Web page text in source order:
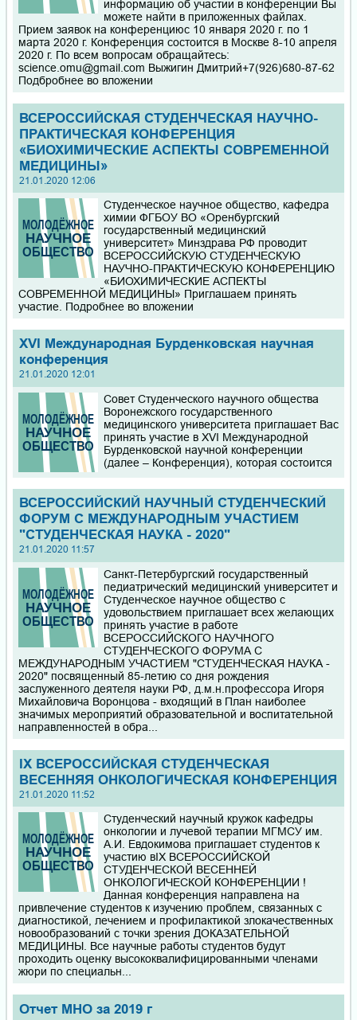
информацию об участии в конференции Вы
можете найти в приложенных файлах.
Прием заявок на конференциюс 10 января 2020 г. по 1
марта 2020 г. Конференция состоится в Москве 8-10 апреля
2020 г. По всем вопросам обращайтесь:
science.omu@gmail.com Выжигин Дмитрий+7(926)680-87-62
Подбробнее во вложении
ВСЕРОССИЙСКАЯ СТУДЕНЧЕСКАЯ НАУЧНО-
ПРАКТИЧЕСКАЯ КОНФЕРЕНЦИЯ
«БИОХИМИЧЕСКИЕ АСПЕКТЫ СОВРЕМЕННОЙ
МЕДИЦИНЫ»
21.01.2020 12:06
Студенческое научное общество, кафедра
химии ФГБОУ ВО «Оренбургский
государственный медицинский
университет» Минздрава РФ проводит
ВСЕРОССИЙСКУЮ СТУДЕНЧЕСКУЮ
НАУЧНО-ПРАКТИЧЕСКУЮ КОНФЕРЕНЦИЮ
«БИОХИМИЧЕСКИЕ АСПЕКТЫ
СОВРЕМЕННОЙ МЕДИЦИНЫ» Приглашаем принять
участие. Подробнее во вложении
XVI Международная Бурденковская научная
конференция
21.01.2020 12:01
Совет Студенческого научного общества
Воронежского государственного
медицинского университета приглашает Вас
принять участие в XVI Международной
Бурденковской научной конференции
(далее – Конференция), которая состоится
ВСЕРОССИЙСКИЙ НАУЧНЫЙ СТУДЕНЧЕСКИЙ
ФОРУМ С МЕЖДУНАРОДНЫМ УЧАСТИЕМ
"СТУДЕНЧЕСКАЯ НАУКА - 2020"
21.01.2020 11:57
Санкт-Петербургский государственный
педиатрический медицинский университет и
Студенческое научное общество с
удовольствием приглашает всех желающих
принять участие в работе
ВСЕРОССИЙСКОГО НАУЧНОГО
СТУДЕНЧЕСКОГО ФОРУМА С
МЕЖДУНАРОДНЫМ УЧАСТИЕМ "СТУДЕНЧЕСКАЯ НАУКА -
2020" посвященный 85-летию со дня рождения
заслуженного деятеля науки РФ, д.м.н.профессора Игоря
Михайловича Воронцова - входящий в План наиболее
значимых мероприятий образовательной и воспитательной
направленностей в обра...
IX ВСЕРОССИЙСКАЯ СТУДЕНЧЕСКАЯ
ВЕСЕННЯЯ ОНКОЛОГИЧЕСКАЯ КОНФЕРЕНЦИЯ
21.01.2020 11:52
Студенческий научный кружок кафедры
онкологии и лучевой терапии МГМСУ им.
А.И. Евдокимова приглашает студентов к
участию вIX ВСЕРОССИЙСКОЙ
СТУДЕНЧЕСКОЙ ВЕСЕННЕЙ
ОНКОЛОГИЧЕСКОЙ КОНФЕРЕНЦИИ !
Данная конференция направлена на
привлечение студентов к изучению проблем, связанных с
диагностикой, лечением и профилактикой злокачественных
новообразований с точки зрения ДОКАЗАТЕЛЬНОЙ
МЕДИЦИНЫ. Все научные работы студентов будут
проходить оценку высококвалифицированными членами
жюри по специальн...
Отчет МНО за 2019 г